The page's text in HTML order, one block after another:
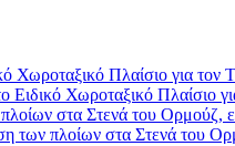
Ειδικό Χωροταξικό Πλαίσιο
των πλοίων στα Στενά του